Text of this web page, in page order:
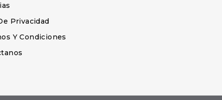
Privacidad
Y Condiciones